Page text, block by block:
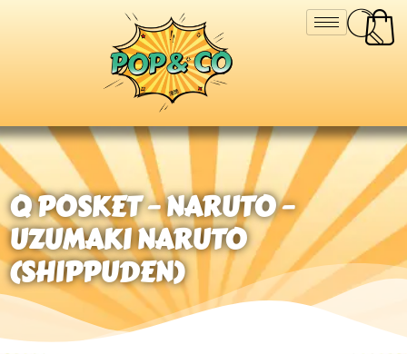
Q POSKET – NARUTO –
UZUMAKI NARUTO
(SHIPPUDEN)